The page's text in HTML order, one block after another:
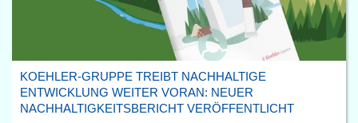
KOEHLER-GRUPPE TREIBT NACHHALTIGE
ENTWICKLUNG WEITER VORAN: NEUER
NACHHALTIGKEITSBERICHT VERÖFFENTLICHT